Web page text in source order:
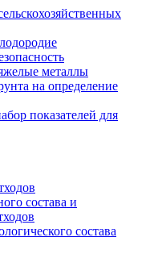
металлы
на определение
показателей для
состава и
состава